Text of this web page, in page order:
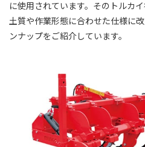
に使用されています。そのトルカ
土質や作業形態に合わせた仕様に
ンナップをご紹介しています。